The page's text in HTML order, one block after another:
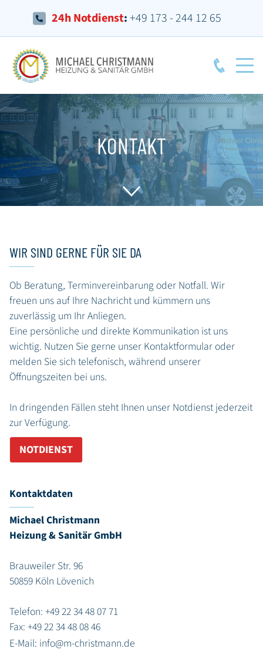
24h Notdienst:+49 173 - 244 12 65
KONTAKT
WIR SIND GERNE FÜR SIE DA
Ob Beratung, Terminvereinbarung oder Notfall. Wir
freuen uns auf Ihre Nachricht und kümmern uns
zuverlässig um Ihr Anliegen.
Eine persönliche und direkte Kommunikation ist uns
wichtig. Nutzen Sie gerne unser Kontaktformular oder
melden Sie sich telefonisch, während unserer
Öffnungszeiten bei uns.
In dringenden Fällen steht Ihnen unser Notdienst jederzeit
zur Verfügung.
NOTDIENST
Kontaktdaten
Michael Christmann
Heizung & Sanitär GmbH
Brauweiler Str. 96
50859 Köln Lövenich
Telefon: +49 22 34 48 07 71
Fax: +49 22 34 48 08 46
E-Mail: info@m-christmann.de